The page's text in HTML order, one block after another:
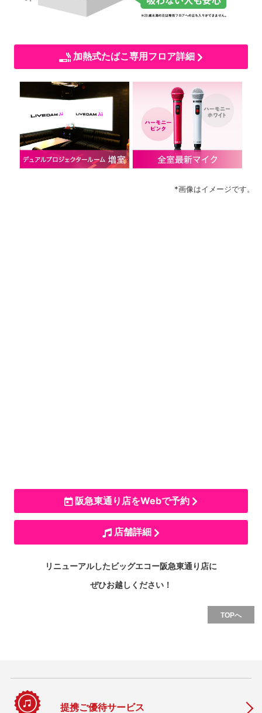
加熱式たばこ専用フロア詳細
*画像はイメージです。
阪急東通り店をWebで予約
店舗詳細
リニューアルしたビッグエコー阪急東通り店に
ぜひお越しください！
TOPへ
提携ご優待サービス